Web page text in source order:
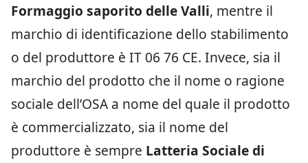
Formaggio saporito delle Valli, mentre il
marchio di identificazione dello stabilimento
o del produttore è IT 06 76 CE. Invece, sia il
marchio del prodotto che il nome o ragione
sociale dell’OSA a nome del quale il prodotto
è commercializzato, sia il nome del
produttore è sempre Latteria Sociale di